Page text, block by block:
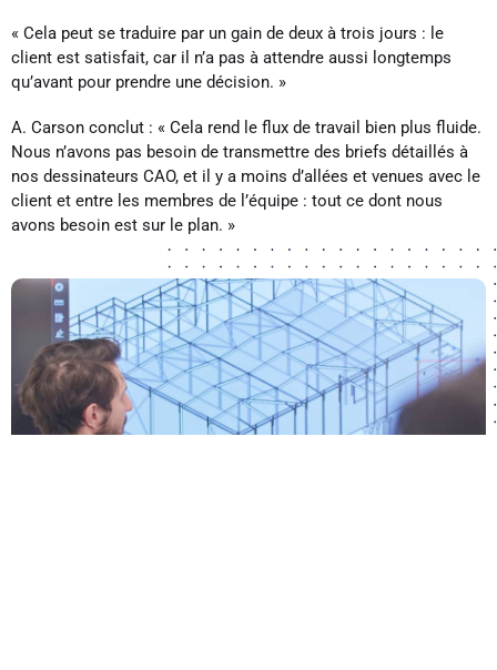
« Cela peut se traduire par un gain de deux à trois jours : le
client est satisfait, car il n’a pas à attendre aussi longtemps
qu’avant pour prendre une décision. »
A. Carson conclut : « Cela rend le flux de travail bien plus fluide.
Nous n’avons pas besoin de transmettre des briefs détaillés à
nos dessinateurs CAO, et il y a moins d’allées et venues avec le
client et entre les membres de l’équipe : tout ce dont nous
avons besoin est sur le plan. »